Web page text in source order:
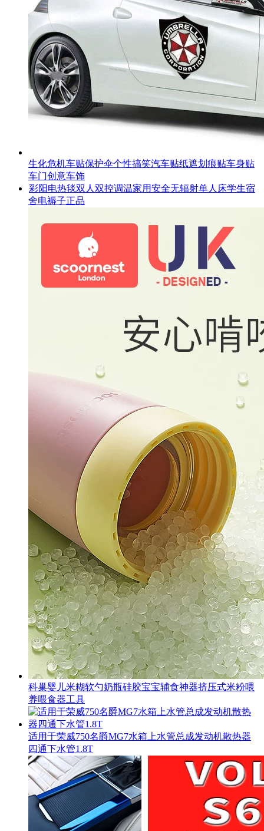
生化危机车贴保护伞个性搞笑汽车贴纸遮划痕贴车身贴
车门创意车饰
彩阳电热毯双人双控调温家用安全无辐射单人床学生宿
舍电褥子正品
科巢婴儿米糊软勺奶瓶硅胶宝宝辅食神器挤压式米粉喂
养喂食器工具
适用于荣威750名爵MG7水箱上水管总成发动机散热器
四通下水管1.8T